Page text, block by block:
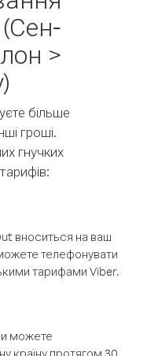
>
більше
гроші.
гнучких
вноситься на ваш
телефонувати
тарифами Viber.
можете